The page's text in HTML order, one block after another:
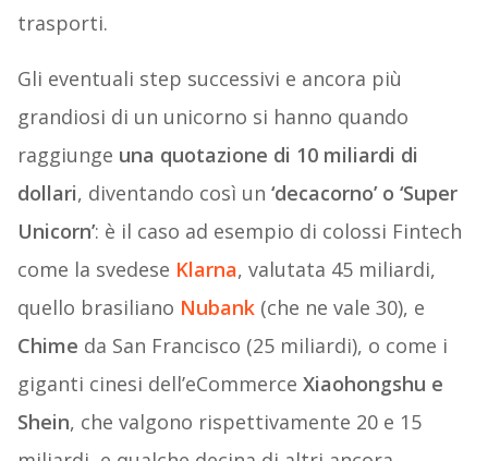
trasporti.
Gli eventuali step successivi e ancora più
grandiosi di un unicorno si hanno quando
raggiunge una quotazione di 10 miliardi di
dollari, diventando così un ‘decacorno’ o ‘Super
Unicorn’: è il caso ad esempio di colossi Fintech
come la svedese Klarna, valutata 45 miliardi,
quello brasiliano Nubank (che ne vale 30), e
Chime da San Francisco (25 miliardi), o come i
giganti cinesi dell’eCommerce Xiaohongshu e
Shein, che valgono rispettivamente 20 e 15